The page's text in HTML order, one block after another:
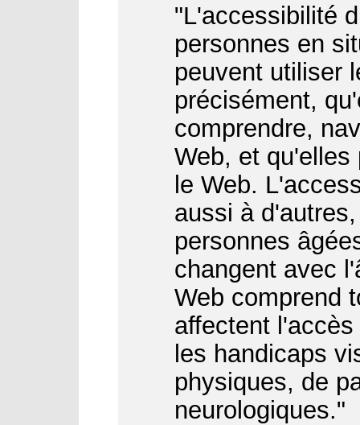
"L'accessibilité
personnes en
peuvent utiliser
précisément,
comprendre,
Web, et qu'elles
le Web.
aussi à
personnes
changent avec
Web comprend
affectent
les handicaps
physiques, de
neurologiques."